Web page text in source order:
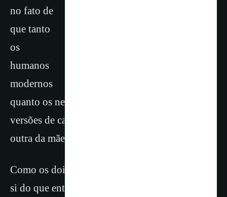
no fato de
que tanto
os
humanos
modernos
quanto os neandertais geralmente possuem duas
versões de cada gene, uma herdada do pai e a
outra da mãe.
Como os dois grupos eram mais diferentes entre
si do que entre outros de sua própria espécie, o